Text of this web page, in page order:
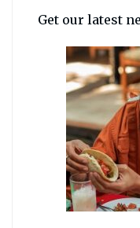
Get our latest